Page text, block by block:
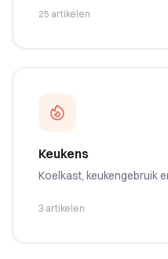
25 artikelen
Keukens
Koelkast, keukengebruik
3 artikelen